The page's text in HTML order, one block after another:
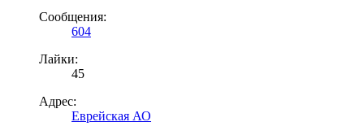
Сообщения:
604
Лайки:
45
Адрес:
Еврейская АО